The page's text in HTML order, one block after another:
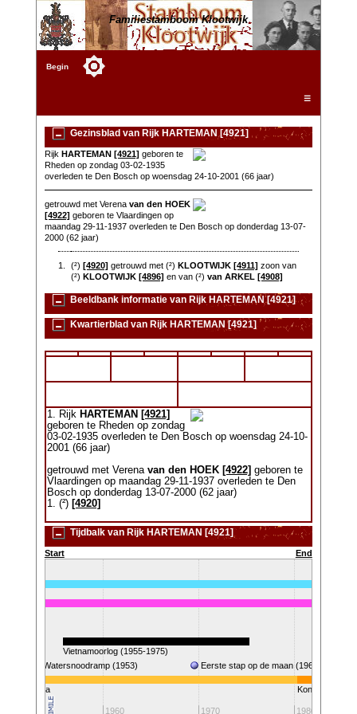
Familiestamboom Klootwijk
Begin
☰
Gezinsblad van Rijk HARTEMAN [4921]
Rijk HARTEMAN [4921] geboren te
Rheden op zondag 03-02-1935
overleden te Den Bosch op woensdag 24-10-2001 (66 jaar)
getrouwd met Verena van den HOEK
[4922] geboren te Vlaardingen op
maandag 29-11-1937 overleden te Den Bosch op donderdag 13-07-
2000 (62 jaar)
1. (²)[4920] getrouwd met (²)KLOOTWIJK [4911] zoon van
(²)KLOOTWIJK [4896] en van (²)van ARKEL [4908]
Beeldbank informatie van Rijk HARTEMAN [4921]
Kwartierblad van Rijk HARTEMAN [4921]
1. Rijk HARTEMAN [4921]
geboren te Rheden op zondag
03-02-1935 overleden te Den Bosch op woensdag 24-10-
2001 (66 jaar)
getrouwd met Verena van den HOEK [4922] geboren te
Vlaardingen op maandag 29-11-1937 overleden te Den
Bosch op donderdag 13-07-2000 (62 jaar)
1. (²) [4920]
Tijdbalk van Rijk HARTEMAN [4921]
Start End
1960 1970 1980
Koningin
Eerste stap op de maan (1969)
Vietnamoorlog (1955-1975)
Watersnoodramp (1953)
Juliana